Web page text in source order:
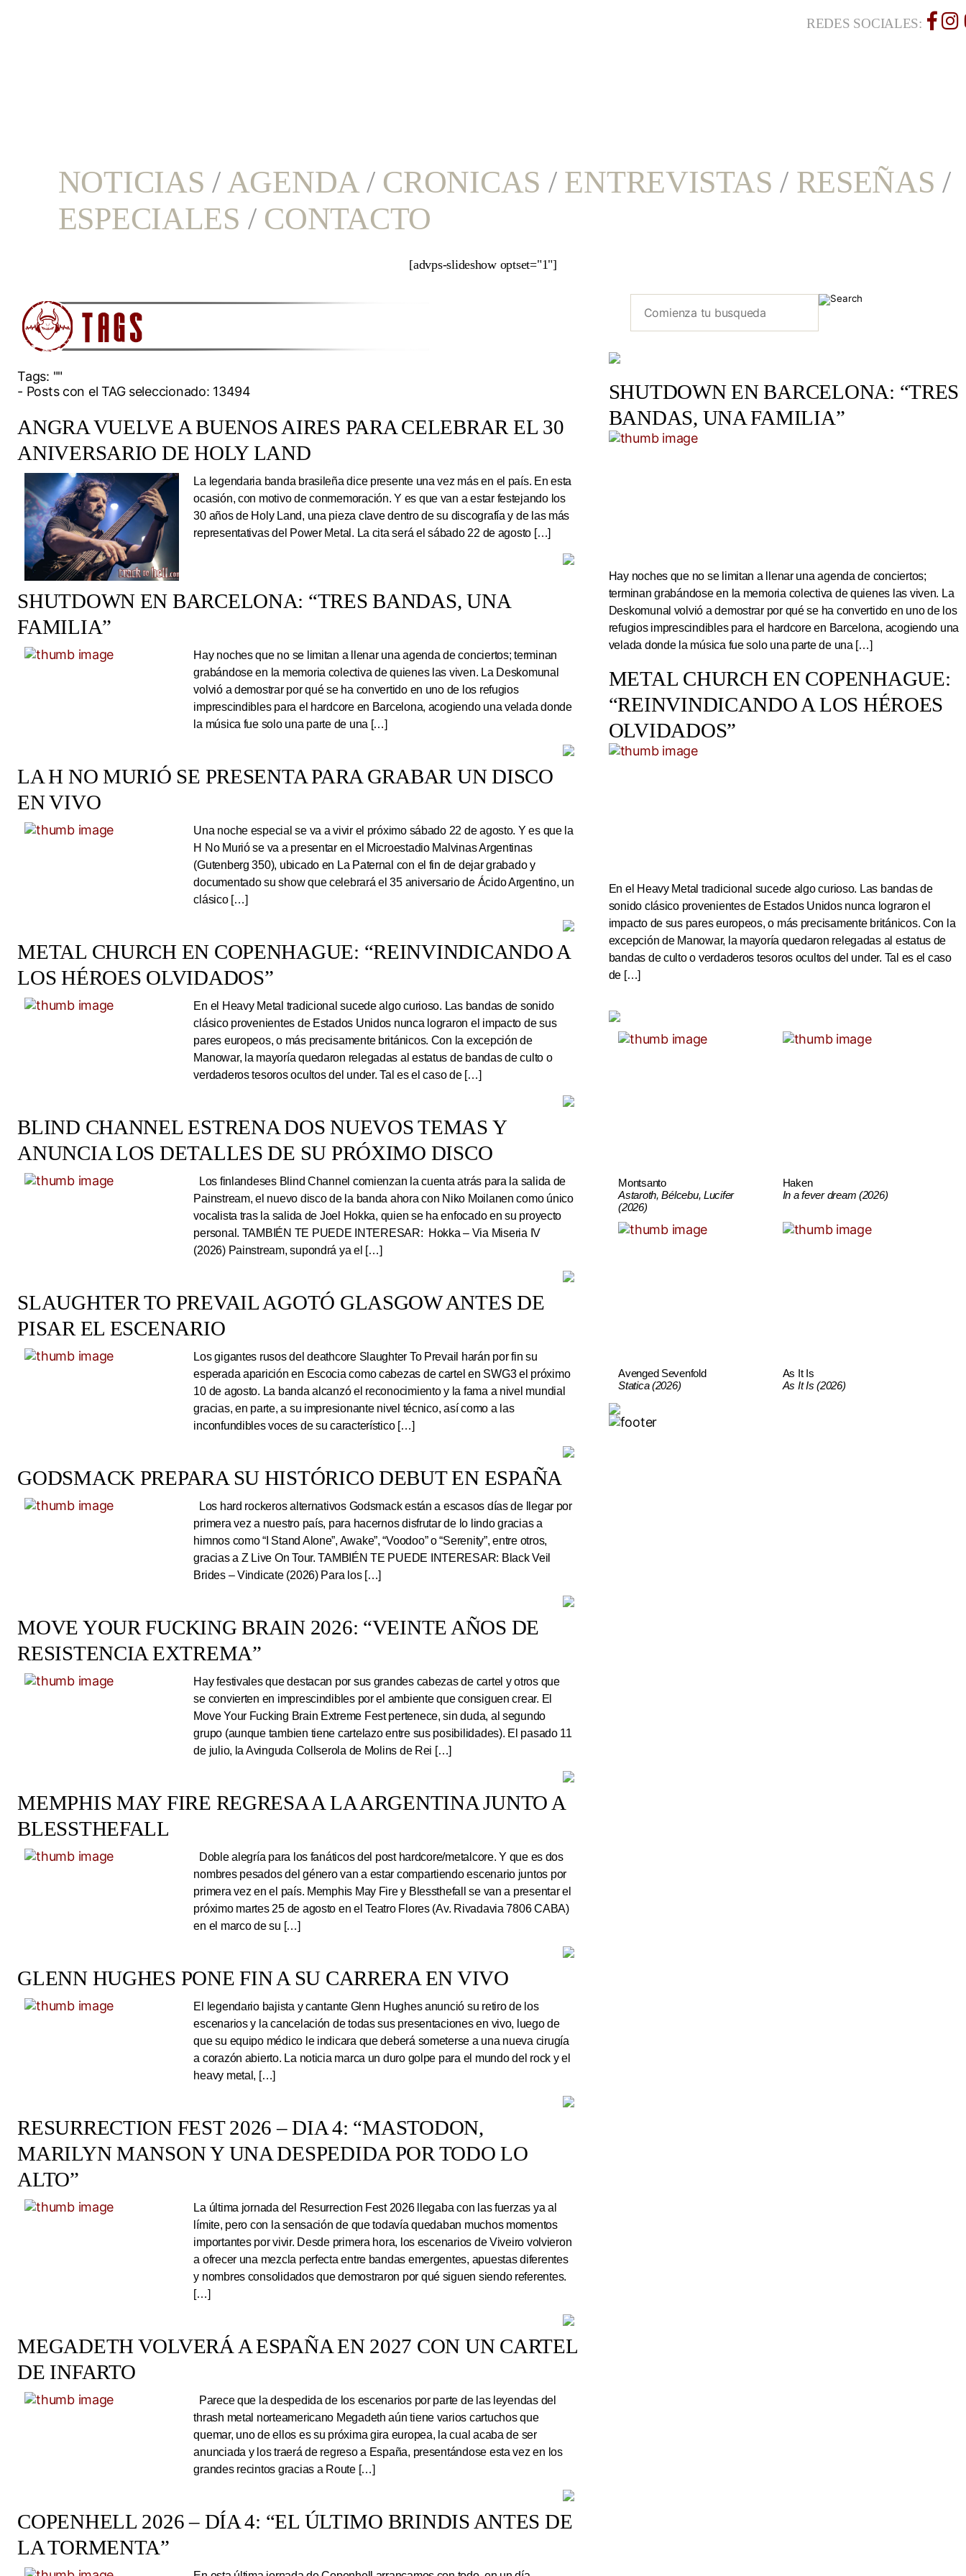
REDES SOCIALES:
NOTICIAS /AGENDA/ CRONICAS / ENTREVISTAS / RESEÑAS /
ESPECIALES / CONTACTO
[advps-slideshow optset="1"]
Tags: ""
- Posts con el TAG seleccionado: 13494
ANGRA VUELVE A BUENOS AIRES PARA CELEBRAR EL 30
ANIVERSARIO DE HOLY LAND
La legendaria banda brasileña dice presente una vez más en el país. En esta
ocasión, con motivo de conmemoración. Y es que van a estar festejando los
30 años de Holy Land, una pieza clave dentro de su discografía y de las más
representativas del Power Metal. La cita será el sábado 22 de agosto […]
SHUTDOWN EN BARCELONA: “TRES BANDAS, UNA
FAMILIA”
Hay noches que no se limitan a llenar una agenda de conciertos; terminan
grabándose en la memoria colectiva de quienes las viven. La Deskomunal
volvió a demostrar por qué se ha convertido en uno de los refugios
imprescindibles para el hardcore en Barcelona, acogiendo una velada donde
la música fue solo una parte de una […]
LA H NO MURIÓ SE PRESENTA PARA GRABAR UN DISCO
EN VIVO
Una noche especial se va a vivir el próximo sábado 22 de agosto. Y es que la
H No Murió se va a presentar en el Microestadio Malvinas Argentinas
(Gutenberg 350), ubicado en La Paternal con el fin de dejar grabado y
documentado su show que celebrará el 35 aniversario de Ácido Argentino, un
clásico […]
METAL CHURCH EN COPENHAGUE: “REINVINDICANDO A
LOS HÉROES OLVIDADOS”
En el Heavy Metal tradicional sucede algo curioso. Las bandas de sonido
clásico provenientes de Estados Unidos nunca lograron el impacto de sus
pares europeos, o más precisamente británicos. Con la excepción de
Manowar, la mayoría quedaron relegadas al estatus de bandas de culto o
verdaderos tesoros ocultos del under. Tal es el caso de […]
BLIND CHANNEL ESTRENA DOS NUEVOS TEMAS Y
ANUNCIA LOS DETALLES DE SU PRÓXIMO DISCO
Los finlandeses Blind Channel comienzan la cuenta atrás para la salida de
Painstream, el nuevo disco de la banda ahora con Niko Moilanen como único
vocalista tras la salida de Joel Hokka, quien se ha enfocado en su proyecto
personal. TAMBIÉN TE PUEDE INTERESAR: Hokka – Via Miseria IV
(2026) Painstream, supondrá ya el […]
SLAUGHTER TO PREVAIL AGOTÓ GLASGOW ANTES DE
PISAR EL ESCENARIO
Los gigantes rusos del deathcore Slaughter To Prevail harán por fin su
esperada aparición en Escocia como cabezas de cartel en SWG3 el próximo
10 de agosto. La banda alcanzó el reconocimiento y la fama a nivel mundial
gracias, en parte, a su impresionante nivel técnico, así como a las
inconfundibles voces de su característico […]
GODSMACK PREPARA SU HISTÓRICO DEBUT EN ESPAÑA
Los hard rockeros alternativos Godsmack están a escasos días de llegar por
primera vez a nuestro país, para hacernos disfrutar de lo lindo gracias a
himnos como “I Stand Alone”, Awake”, “Voodoo” o “Serenity”, entre otros,
gracias a Z Live On Tour. TAMBIÉN TE PUEDE INTERESAR: Black Veil
Brides – Vindicate (2026) Para los […]
MOVE YOUR FUCKING BRAIN 2026: “VEINTE AÑOS DE
RESISTENCIA EXTREMA”
Hay festivales que destacan por sus grandes cabezas de cartel y otros que
se convierten en imprescindibles por el ambiente que consiguen crear. El
Move Your Fucking Brain Extreme Fest pertenece, sin duda, al segundo
grupo (aunque tambien tiene cartelazo entre sus posibilidades). El pasado 11
de julio, la Avinguda Collserola de Molins de Rei […]
MEMPHIS MAY FIRE REGRESA A LA ARGENTINA JUNTO A
BLESSTHEFALL
Doble alegría para los fanáticos del post hardcore/metalcore. Y que es dos
nombres pesados del género van a estar compartiendo escenario juntos por
primera vez en el país. Memphis May Fire y Blessthefall se van a presentar el
próximo martes 25 de agosto en el Teatro Flores (Av. Rivadavia 7806 CABA)
en el marco de su […]
GLENN HUGHES PONE FIN A SU CARRERA EN VIVO
El legendario bajista y cantante Glenn Hughes anunció su retiro de los
escenarios y la cancelación de todas sus presentaciones en vivo, luego de
que su equipo médico le indicara que deberá someterse a una nueva cirugía
a corazón abierto. La noticia marca un duro golpe para el mundo del rock y el
heavy metal, […]
RESURRECTION FEST 2026 – DIA 4: “MASTODON,
MARILYN MANSON Y UNA DESPEDIDA POR TODO LO
ALTO”
La última jornada del Resurrection Fest 2026 llegaba con las fuerzas ya al
límite, pero con la sensación de que todavía quedaban muchos momentos
importantes por vivir. Desde primera hora, los escenarios de Viveiro volvieron
a ofrecer una mezcla perfecta entre bandas emergentes, apuestas diferentes
y nombres consolidados que demostraron por qué siguen siendo referentes.
[…]
MEGADETH VOLVERÁ A ESPAÑA EN 2027 CON UN CARTEL
DE INFARTO
Parece que la despedida de los escenarios por parte de las leyendas del
thrash metal norteamericano Megadeth aún tiene varios cartuchos que
quemar, uno de ellos es su próxima gira europea, la cual acaba de ser
anunciada y los traerá de regreso a España, presentándose esta vez en los
grandes recintos gracias a Route […]
COPENHELL 2026 – DÍA 4: “EL ÚLTIMO BRINDIS ANTES DE
LA TORMENTA”
SHUTDOWN EN BARCELONA: “TRES
BANDAS, UNA FAMILIA”
Hay noches que no se limitan a llenar una agenda de conciertos;
terminan grabándose en la memoria colectiva de quienes las viven. La
Deskomunal volvió a demostrar por qué se ha convertido en uno de los
refugios imprescindibles para el hardcore en Barcelona, acogiendo una
velada donde la música fue solo una parte de una […]
METAL CHURCH EN COPENHAGUE:
“REINVINDICANDO A LOS HÉROES
OLVIDADOS”
En el Heavy Metal tradicional sucede algo curioso. Las bandas de
sonido clásico provenientes de Estados Unidos nunca lograron el
impacto de sus pares europeos, o más precisamente británicos. Con la
excepción de Manowar, la mayoría quedaron relegadas al estatus de
bandas de culto o verdaderos tesoros ocultos del under. Tal es el caso
de […]
Montsanto
Astaroth, Bélcebu, Lucifer
(2026)
Haken
In a fever dream (2026)
Avenged Sevenfold
Statica (2026)
As It Is
As It Is (2026)